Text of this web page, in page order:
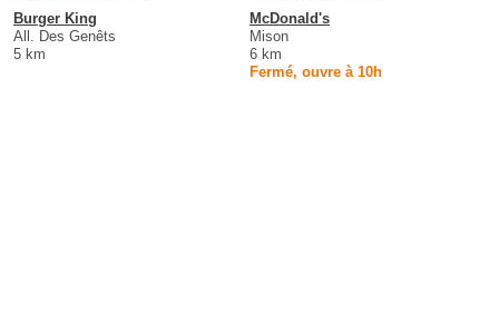
Burger King
All. Des Genêts
5 km
McDonald's
Mison
6 km
Fermé, ouvre à 10h